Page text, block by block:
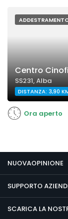
Centro
SS231, Alba
DISTANZA: 3,90
Ora aperto
NUOVAOPINIONE
SUPPORTO
SCARICA LA